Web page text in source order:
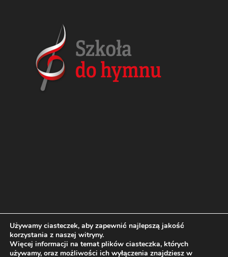
Strona główna
Galeria
RODO Kontakt
Używamy ciasteczek, aby zapewnić najlepszą jakość
korzystania z naszej witryny.
Więcej informacji na temat plików ciasteczka, których
używamy, oraz możliwości ich wyłączenia znajdziesz w